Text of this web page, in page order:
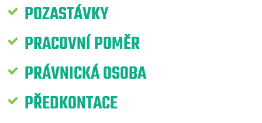
POZASTÁVKY
PRACOVNÍ POMĚR
PRÁVNICKÁ OSOBA
PŘEDKONTACE